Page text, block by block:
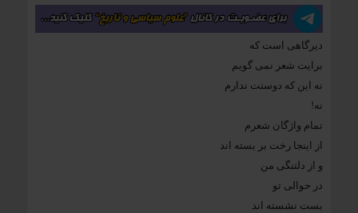
دیرگاهی است که
برایت شعر نمی گویم
نه این که دوستت ندارم
نه!
تمام واژگان شعرم
از اینجا رخت بر بسته اند
و از دلتنگی من
در حوالی تو
بست نشسته اند